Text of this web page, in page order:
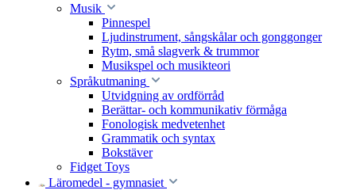
Musik
Pinnespel
Ljudinstrument, sångskålar och gonggonger
Rytm, små slagverk & trummor
Musikspel och musikteori
Språkutmaning
Utvidgning av ordförråd
Berättar- och kommunikativ förmåga
Fonologisk medvetenhet
Grammatik och syntax
Bokstäver
Fidget Toys
Läromedel - gymnasiet